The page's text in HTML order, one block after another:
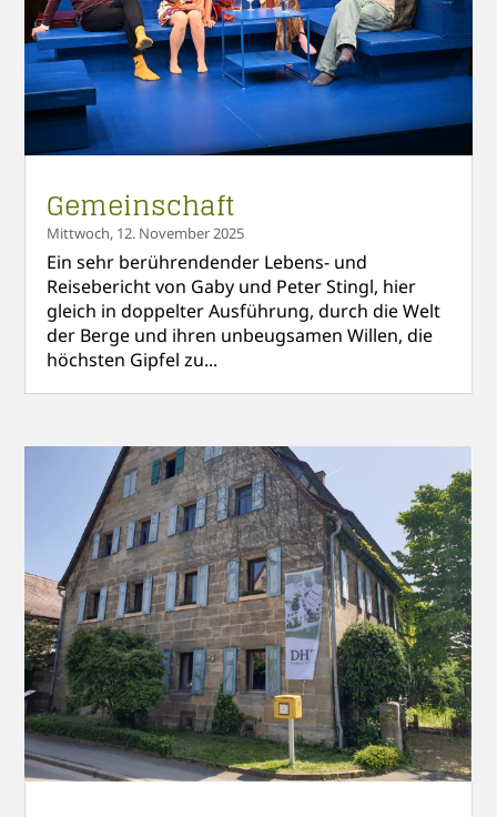
Gemeinschaft
Mittwoch, 12. November 2025
Ein sehr berührendender Lebens- und
Reisebericht von Gaby und Peter Stingl, hier
gleich in doppelter Ausführung, durch die Welt
der Berge und ihren unbeugsamen Willen, die
höchsten Gipfel zu...